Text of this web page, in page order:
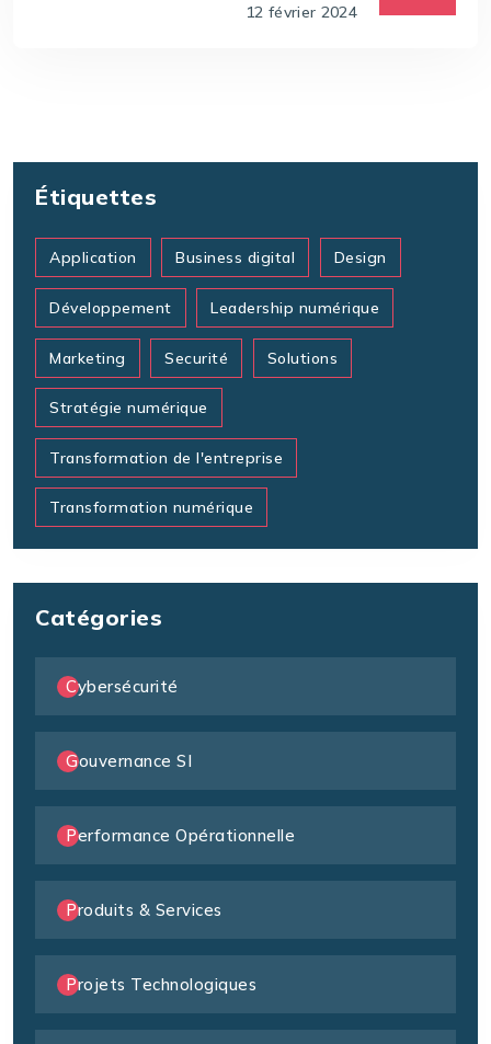
12 février 2024
Étiquettes
Application Business digital Design
Développement Leadership numérique
Marketing Securité Solutions
Stratégie numérique
Transformation de l'entreprise
Transformation numérique
Catégories
Cybersécurité
Gouvernance SI
Performance Opérationnelle
Produits & Services
Projets Technologiques